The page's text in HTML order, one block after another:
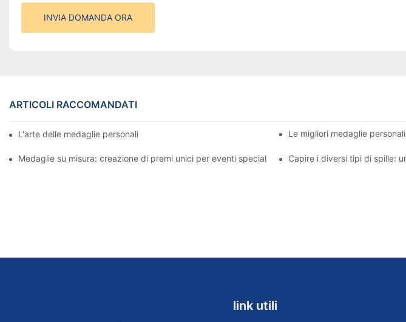
INVIA DOMANDA ORA
ARTICOLI RACCOMANDATI
L'arte delle medaglie personalizzate: creare premi che ispirano Le migliori medaglie
Medaglie su misura: creazione di premi unici per eventi speciali Capire i diversi tipi di spille:
link utili